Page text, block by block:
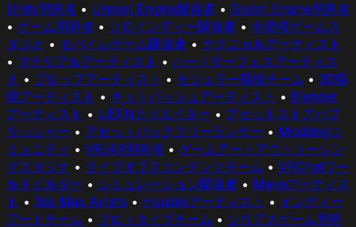
Unity開発者 • Unreal Engine開発者 • Godot Engine開発者
• ゲーム開発者 • ソロインディー開発者 • 小規模ゲームス
タジオ • モバイルゲーム開発者 • テクニカルアーティスト
• マテリアルアーティスト • ハードサーフェスアーティス
ト • プロップアーティスト • モジュラー環境チーム • 3D環
境アーティスト • キットバッシュアーティスト • Blender
アーティスト • UEFNクリエイター • アセットストアパブ
リッシャー • アセットパックフリーランサー • Moddingコ
ミュニティ • VR/AR開発者 • ゲームアートアウトソーシン
グスタジオ • ライブオプスコンテンツチーム • VRChatワー
ルドビルダー • シミュレーション開発者 • Mayaアーティス
ト • 3ds Max Artists • Houdiniアーティスト • インディー
アートチーム • プロトタイプチーム • シリアスゲーム開発